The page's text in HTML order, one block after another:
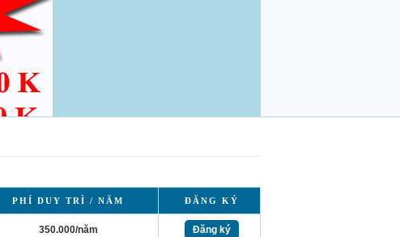
PHÍ DUY TRÌ / NĂM ĐĂNG KÝ
350.000/năm Đăng ký